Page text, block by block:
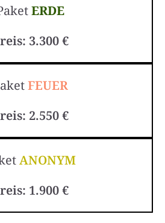
ERDE
3.300 €
FEUER
2.550 €
ANONYM
1.900 €